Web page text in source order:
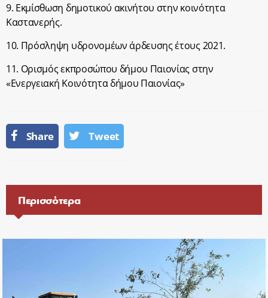
9. Εκμίσθωση δημοτικού ακινήτου στην κοινότητα
Καστανερής.
10. Πρόσληψη υδρονομέων άρδευσης έτους 2021.
11. Ορισμός εκπροσώπου δήμου Παιονίας στην
«Ενεργειακή Κοινότητα δήμου Παιονίας»
Share Tweet
Περισσότερα